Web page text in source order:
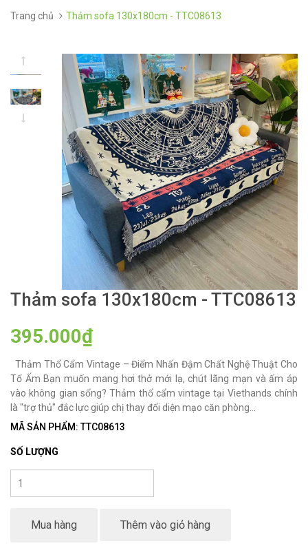
Trang chủ Thảm sofa 130x180cm - TTC08613
Thảm sofa 130x180cm - TTC08613
395.000₫
Thảm Thổ Cẩm Vintage – Điểm Nhấn Đậm Chất Nghệ Thuật Cho
Tổ Ấm Bạn muốn mang hơi thở mới lạ, chút lãng mạn và ấm áp
vào không gian sống? Thảm thổ cẩm vintage tại Viethands chính
là "trợ thủ" đắc lực giúp chị thay đổi diện mạo căn phòng...
MÃ SẢN PHẨM: TTC08613
SỐ LƯỢNG
Mua hàng Thêm vào giỏ hàng